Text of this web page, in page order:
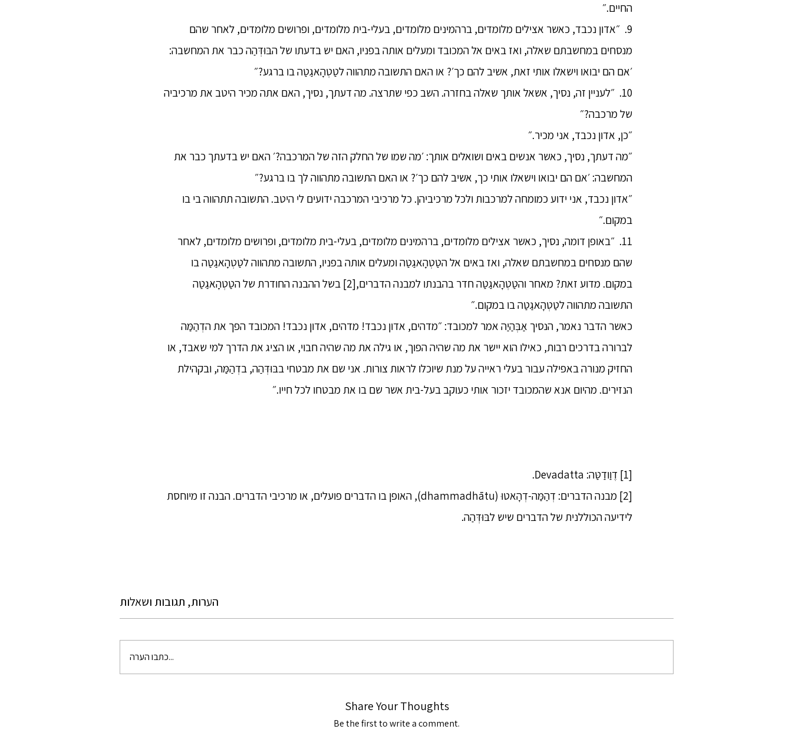
החיים.״
9. ״אדון נכבד, כאשר אצילים מלומדים, ברהמינים מלומדים, בעלי-בית מלומדים, ופרושים מלומדים, לאחר שהם
מנסחים במחשבתם שאלה, ואז באים אל המכובד ומעלים אותה בפניו, האם יש בדעתו של הבּוּדְּהַה כבר את המחשבה:
׳אם הם יבואו וישאלו אותי זאת, אשיב להם כך׳? או האם התשובה מתהווה לטַטְהָאגַטַה בו ברגע?״
10. ״לעניין זה, נסיך, אשאל אותך שאלה בחזרה. השב כפי שתרצה. מה דעתך, נסיך, האם אתה מכיר היטב את מרכיביה
של מרכבה?״
״כן, אדון נכבד, אני מכיר.״
״מה דעתך, נסיך, כאשר אנשים באים ושואלים אותך: ׳מה שמו של החלק הזה של המרכבה?׳ האם יש בדעתך כבר את
המחשבה: ׳אם הם יבואו וישאלו אותי כך, אשיב להם כך׳? או האם התשובה מתהווה לך בו ברגע?״
״אדון נכבד, אני ידוע כמומחה למרכבות ולכל מרכיביהן. כל מרכיבי המרכבה ידועים לי היטב. התשובה תתהווה בי בו
במקום.״
11. ״באופן דומה, נסיך, כאשר אצילים מלומדים, ברהמינים מלומדים, בעלי-בית מלומדים, ופרושים מלומדים, לאחר
שהם מנסחים במחשבתם שאלה, ואז באים אל הטַטְהָאגַטַה ומעלים אותה בפניו, התשובה מתהווה לטַטְהָאגַטַה בו
במקום. מדוע זאת? מאחר והטַטְהָאגַטַה חדר בהבנתו למבנה הדברים,[2] בשל ההבנה החודרת של הטַטְהָאגַטַה
התשובה מתהווה לטַטְהָאגַטַה בו במקום.״
כאשר הדבר נאמר, הנסיך אַבְּהַיַה אמר למכובד: ״מדהים, אדון נכבד! מדהים, אדון נכבד! המכובד הפך את הדְהַמַּה
לברורה בדרכים רבות, כאילו הוא יישר את מה שהיה הפוך, או גילה את מה שהיה חבוי, או הציג את הדרך למי שאבד, או
החזיק מנורה באפילה עבור בעלי ראייה על מנת שיוכלו לראות צורות. אני שם את מבטחי בבּוּדְּהַה, בדְהַמַּה, ובקהילת
הנזירים. מהיום אנא שהמכובד יזכור אותי כעוקב בעל-בית אשר שם בו את מבטחו לכל חייו.״
[1] דֶוַודַטַּה: Devadatta.
[2] מבנה הדברים: דְהַמַּה-דְהָאטוּ (dhammadhātu), האופן בו הדברים פועלים, או מרכיבי הדברים. הבנה זו מיוחסת
לידיעה הכוללנית של הדברים שיש לבּוּדְּהַה.
הערות, תגובות ושאלות
כתבו הערה...
Share Your Thoughts
Be the first to write a comment.